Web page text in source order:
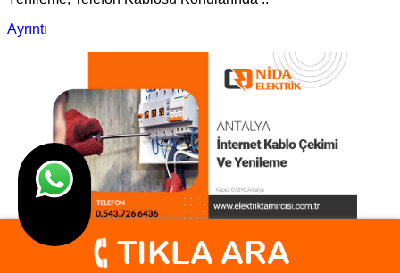
Ayrıntı
İnternet Kablo Çekimi Ve Yenileme Antalya